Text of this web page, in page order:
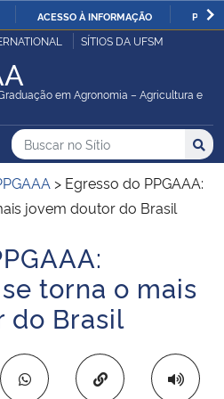
IR
O
ACESSO À INFORMAÇÃO
e Abastecimento
SÍTIOS DA UFSM
em Agronomia – Agricultura e
do Sítio
Busca
Buscar no no Sítio
Busca:
> Egresso do PPGAAA:
jovem doutor do Brasil
torna o mais
do Brasil
Copiar para área